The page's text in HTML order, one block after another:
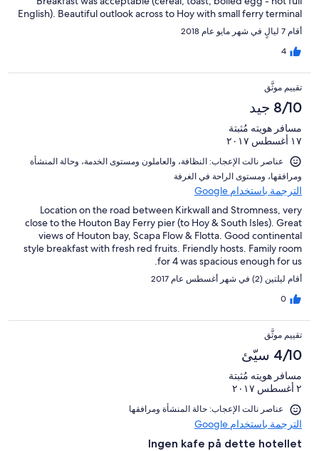
English). Beautiful outlook across to Hoy with small ferry terminal
serving Hoy and Flotta close by. Not inconvenienced by ferry,
noise or traffic using it. Excellent position for visiting the
‘mainland’ including Kirkwall and Stromness. A car is a must
أقام 7 ليالٍ في شهر مايو عام 2018
4
تقييم موثَّق
8/10 جيد
مسافر هويته مُثبتة
١٧ أغسطس ٢٠١٧
عناصر نالت الإعجاب: ⁦النظافة⁩، و⁦العاملون ومستوى الخدمة⁩، و⁦حالة المنشأة
ومرافقها⁩، و⁦مستوى الراحة في الغرفة⁩
الترجمة باستخدام Google
Location on the road between Kirkwall and Stromness, very
close to the Houton Bay Ferry pier (to Hoy & South Isles). Great
views of Houton bay, Scapa Flow & Flotta. Good continental
style breakfast with fresh red fruits. Friendly hosts. Family room
for 4 was spacious enough for us.
أقام ليلتين (2) في شهر أغسطس عام 2017
0
تقييم موثَّق
4/10 سيّئ
مسافر هويته مُثبتة
٢ أغسطس ٢٠١٧
عناصر نالت الإعجاب: حالة المنشأة ومرافقها
الترجمة باستخدام Google
Ingen kafe på dette hotellet